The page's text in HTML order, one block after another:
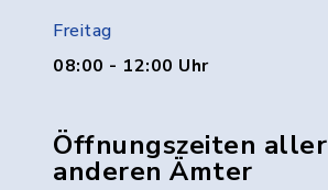
Freitag
08:00 - 12:00 Uhr
Öffnungszeiten aller
anderen Ämter